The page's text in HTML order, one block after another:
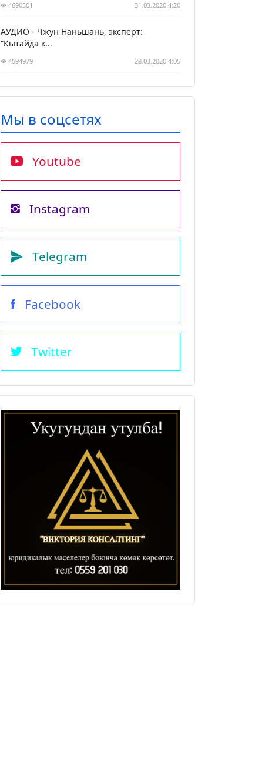
4690501 31.03.2020 4:20
АУДИО - Чжун Наньшань, эксперт:
“Кытайда к...
4594979 28.03.2020 4:05
Мы в соцсетях
Youtube
Instagram
Telegram
Facebook
Twitter